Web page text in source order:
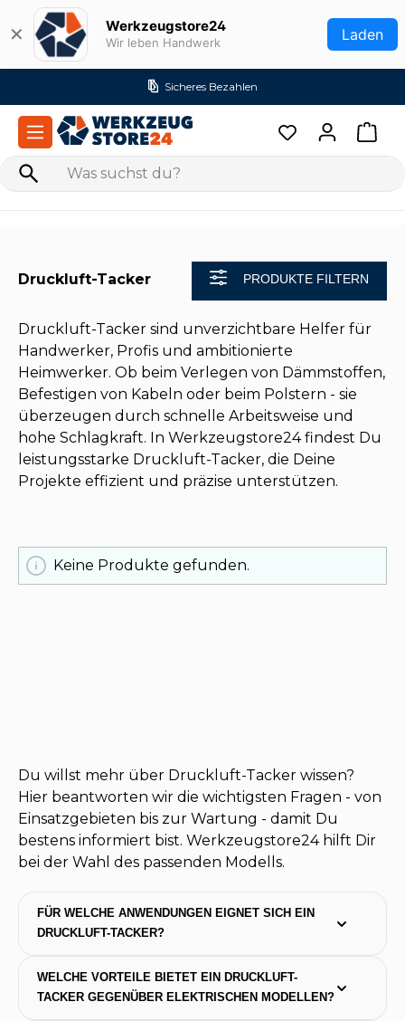
Zum Hauptinhalt springen
✕ Werkzeugstore24
Wir leben Handwerk Laden
Sicheres Bezahlen
Druckluft-Tacker PRODUKTE FILTERN
Druckluft-Tacker sind unverzichtbare Helfer für
Handwerker, Profis und ambitionierte
Heimwerker. Ob beim Verlegen von Dämmstoffen,
Befestigen von Kabeln oder beim Polstern - sie
überzeugen durch schnelle Arbeitsweise und
hohe Schlagkraft. In Werkzeugstore24 findest Du
leistungsstarke Druckluft-Tacker, die Deine
Projekte effizient und präzise unterstützen.
Keine Produkte gefunden.
Du willst mehr über Druckluft-Tacker wissen?
Hier beantworten wir die wichtigsten Fragen - von
Einsatzgebieten bis zur Wartung - damit Du
bestens informiert bist. Werkzeugstore24 hilft Dir
bei der Wahl des passenden Modells.
FÜR WELCHE ANWENDUNGEN EIGNET SICH EIN
DRUCKLUFT-TACKER?
WELCHE VORTEILE BIETET EIN DRUCKLUFT-
TACKER GEGENÜBER ELEKTRISCHEN MODELLEN?